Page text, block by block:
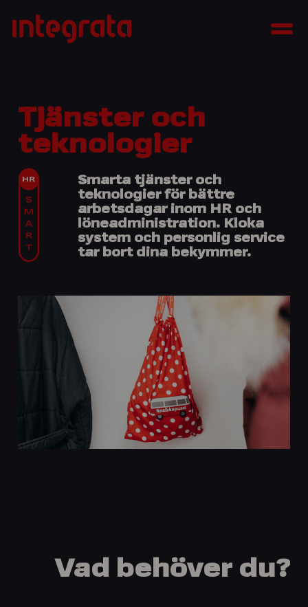
content
Integrata
Tjänster och
teknologier
Smarta tjänster och
teknologier för bättre
arbetsdagar inom HR och
löneadministration. Kloka
system och personlig service
tar bort dina bekymmer.
Vad behöver du?